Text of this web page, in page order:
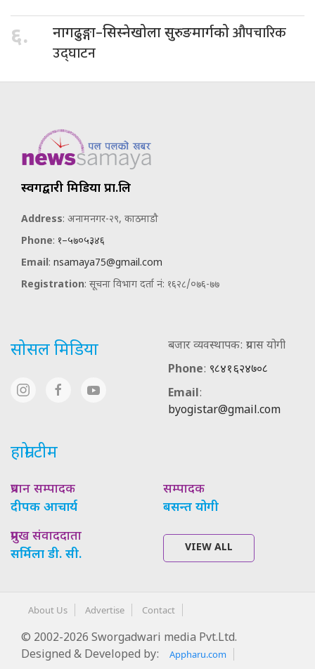
६. नागढुङ्गा–सिस्नेखोला सुरुङमार्गकोऔपचारिक
उद्घाटन
स्वर्गद्वारी मिडिया प्रा.लि
Address: अनामनगर-२९, काठमाडौ
Phone: १–५७०५३४६
Email: nsamaya75@gmail.com
Registration: सूचना विभाग दर्ता नं: १६२८/०७६-७७
सोसल मिडिया
बजार व्यवस्थापक: प्रयास योगी
Phone: ९८४१६२४७०८
Email:
byogistar@gmail.com
हाम्रो टीम
प्रधान सम्पादक
दीपक आचार्य
सम्पादक
बसन्त योगी
प्रमुख संवाददाता
सर्मिला डी. सी.
VIEW ALL
About Us Advertise Contact
© 2002-2026 Sworgadwari media Pvt.Ltd.
Designed & Developed by:
Appharu.com